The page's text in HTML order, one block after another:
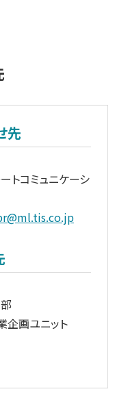
先
コミュニケーシ
部
企画ユニット